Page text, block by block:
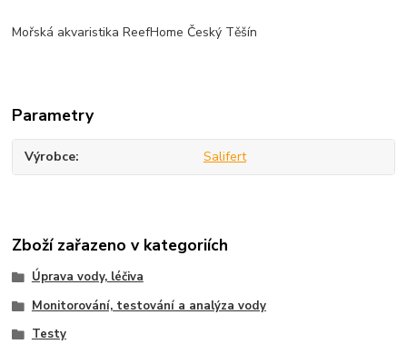
Mořská akvaristika ReefHome Český Těšín
Parametry
Výrobce Salifert
Zboží zařazeno v kategoriích
Úprava vody, léčiva
Monitorování, testování a analýza vody
Testy